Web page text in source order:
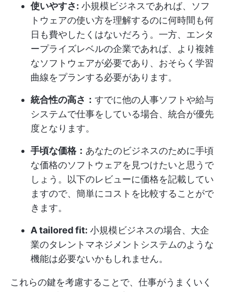
使いやすさ: 小規模ビジネスであれば、ソフ
トウェアの使い方を理解するのに何時間も何
日も費やしたくはないだろう。一方、エンタ
ープライズレベルの企業であれば、より複雑
なソフトウェアが必要であり、おそらく学習
曲線をプランする必要があります。
統合性の高さ： すでに他の人事ソフトや給与
システムで仕事をしている場合、統合が優先
度となります。
手頃な価格： あなたのビジネスのために手頃
な価格のソフトウェアを見つけたいと思うで
しょう。以下のレビューに価格を記載してい
ますので、簡単にコストを比較することがで
きます。
A tailored fit: 小規模ビジネスの場合、大企
業のタレントマネジメントシステムのような
機能は必要ないかもしれません。
これらの鍵を考慮することで、仕事がうまくいく